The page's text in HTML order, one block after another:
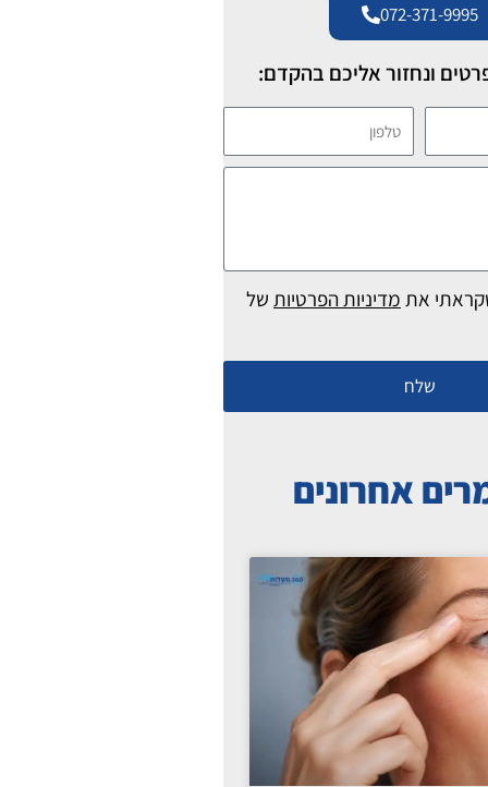
072-371-9995
ונחזור אליכם בהקדם:
טלפון
את מדיניות הפרטיותשל
שלח
אחרונים